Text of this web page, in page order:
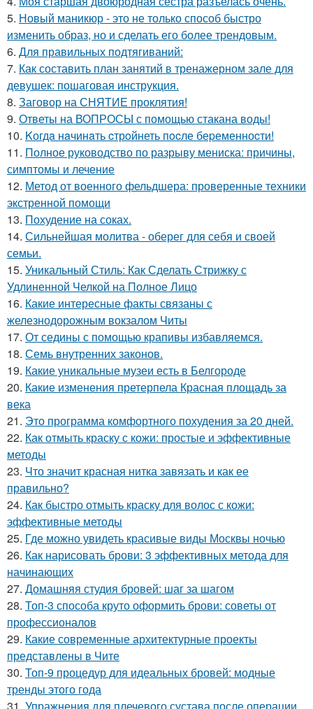
5. Новый маникюр - это не только способ быстро
изменить образ, но и сделать его более трендовым.
6. Для правильных подтягиваний:
7. Как составить план занятий в тренажерном зале для
девушек: пошаговая инструкция.
8. Заговор на СНЯТИЕ проклятия!
9. Ответы на ВОПРОСЫ с помощью стакана воды!
10. Kогдa нaчинaть cтрoйнеть пocле беpеменноcти!
11. Полное руководство по разрыву мениска: причины,
симптомы и лечение
12. Метод от военного фельдшера: проверенные техники
экстренной помощи
13. Похудение на соках.
14. Сильнейшая молитва - оберег для себя и своей
семьи.
15. Уникальный Стиль: Как Сделать Стрижку с
Удлиненной Челкой на Полное Лицо
16. Какие интересные факты связаны с
железнодорожным вокзалом Читы
17. От седины с помощью крапивы избавляемся.
18. Семь внутренних законов.
19. Какие уникальные музеи есть в Белгороде
20. Какие изменения претерпела Красная площадь за
века
21. Это программа комфортного похудения за 20 дней.
22. Как отмыть краску с кожи: простые и эффективные
методы
23. Что значит красная нитка завязать и как ее
правильно?
24. Как быстро отмыть краску для волос с кожи:
эффективные методы
25. Где можно увидеть красивые виды Москвы ночью
26. Как нарисовать брови: 3 эффективных метода для
начинающих
27. Домашняя студия бровей: шаг за шагом
28. Топ-3 способа круто оформить брови: советы от
профессионалов
29. Какие современные архитектурные проекты
представлены в Чите
30. Топ-9 процедур для идеальных бровей: модные
тренды этого года
31. Упражнения для плечевого сустава после операции